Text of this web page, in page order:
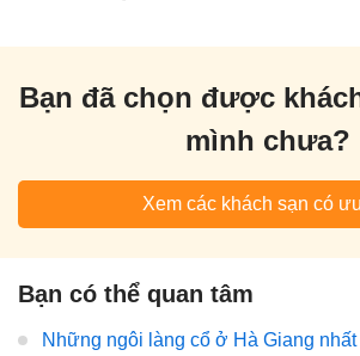
Bạn đã chọn được
mình chưa?
Xem các khách sạn có
Bạn có thể quan tâm
Những ngôi làng cổ ở Hà Giang